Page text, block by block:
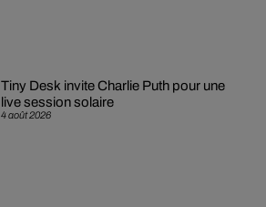
4 août 2026
Tiny Desk invite Charlie Puth pour une
live session solaire